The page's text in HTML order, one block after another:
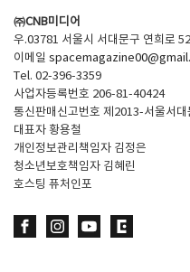
Contact
㈜CNB미디어
우.03781 서울시 서대문구 연희로
이메일
Tel. 02-396-3359
사업자등록번호 206-81-40424
통신판매신고번호 제2013-서울서
대표자 황용철
개인정보관리책임자 김정은
청소년보호책임자 김혜린
호스팅 퓨처인포